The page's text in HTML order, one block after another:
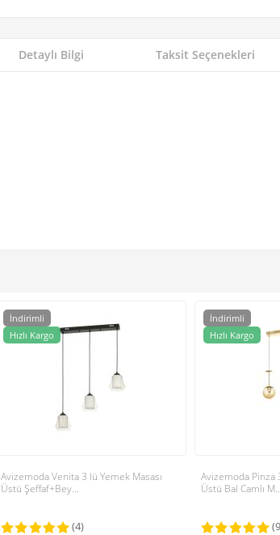
Detaylı Bilgi Taksit Seçenekleri
İndirimli
Hızlı Kargo
Avizemoda Venita 3 lü Yemek Masası
Üstü Şeffaf+Bey...
(4)
İndirimli
Hızlı Kargo
Avizemoda Pinza
Üstü Bal Camlı